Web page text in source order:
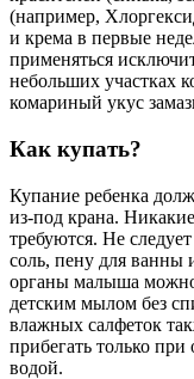
(например,
и крема в первые
применяться
небольших участках
комариный укус
Как купать?
Купание ребенка
из-под крана.
требуются. Не
соль, пену для ванны
органы малыша
детским мылом без
влажных салфеток
прибегать только
водой.